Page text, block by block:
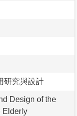
研究與設計
Design of the
Elderly